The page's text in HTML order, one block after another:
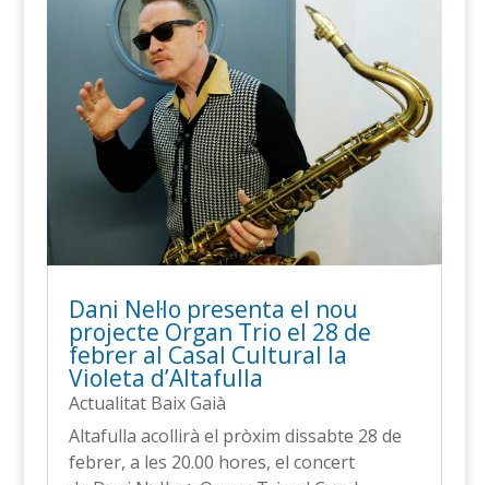
Dani Nel·lo presenta el nou
projecte Organ Trio el 28 de
febrer al Casal Cultural la
Violeta d’Altafulla
Actualitat Baix Gaià
Altafulla acollirà el pròxim dissabte 28 de
febrer, a les 20.00 hores, el concert